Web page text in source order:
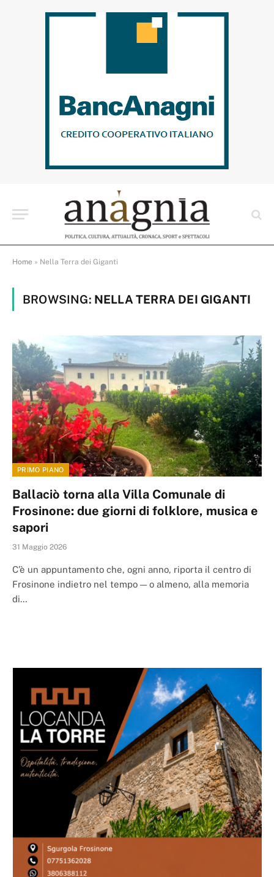
Home » Nella Terra dei Giganti
BROWSING: NELLA TERRA DEI GIGANTI
PRIMO PIANO
Ballaciò torna alla Villa Comunale di
Frosinone: due giorni di folklore, musica e
sapori
31 Maggio 2026
C’è un appuntamento che, ogni anno, riporta il centro di
Frosinone indietro nel tempo — o almeno, alla memoria
di…